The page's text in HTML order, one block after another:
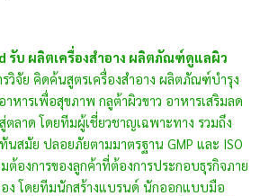
รับ ผลิตเครื่องสำอาง ผลิตภัณฑ์ดูแลผิว
วิจัย คิดค้นสูตรเครื่องสำอาง ผลิตภัณฑ์บำรุง
หารเพื่อสุขภาพ กลูต้าผิวขาว อาหารเสริมลด
ลาด โดยทีมผู้เชี่ยวชาญเฉพาะทาง รวมถึง
สมัย ปลอยภัยตามมาตรฐาน GMP และ ISO
องการของลูกค้าที่ต้องการประกอบธุรกิจภาย
ง โดยทีมนักสร้างแบรนด์ นักออกแบบมือ